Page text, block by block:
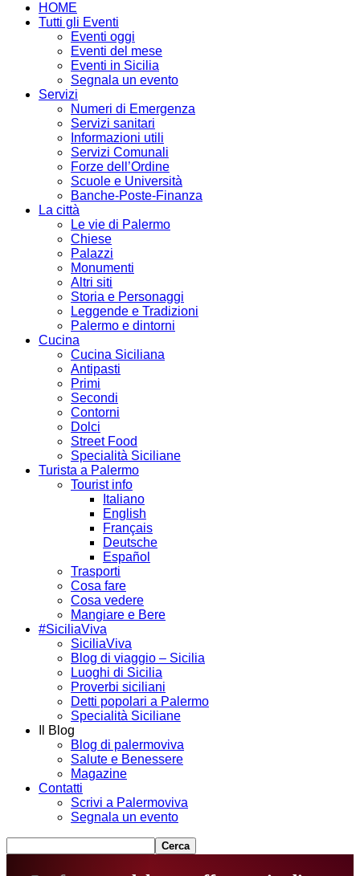
HOME
Tutti gli Eventi
Eventi oggi
Eventi del mese
Eventi in Sicilia
Segnala un evento
Servizi
Numeri di Emergenza
Servizi sanitari
Informazioni utili
Servizi Comunali
Forze dell’Ordine
Scuole e Università
Banche-Poste-Finanza
La città
Le vie di Palermo
Chiese
Palazzi
Monumenti
Altri siti
Storia e Personaggi
Leggende e Tradizioni
Palermo e dintorni
Cucina
Cucina Siciliana
Antipasti
Primi
Secondi
Contorni
Dolci
Street Food
Specialità Siciliane
Turista a Palermo
Tourist info
Italiano
English
Français
Deutsche
Español
Trasporti
Cosa fare
Cosa vedere
Mangiare e Bere
#SiciliaViva
SiciliaViva
Blog di viaggio – Sicilia
Luoghi di Sicilia
Proverbi siciliani
Detti popolari a Palermo
Specialità Siciliane
Il Blog
Blog di palermoviva
Salute e Benessere
Magazine
Contatti
Scrivi a Palermoviva
Segnala un evento